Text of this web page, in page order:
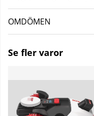
OMDÖMEN
Se fler varor